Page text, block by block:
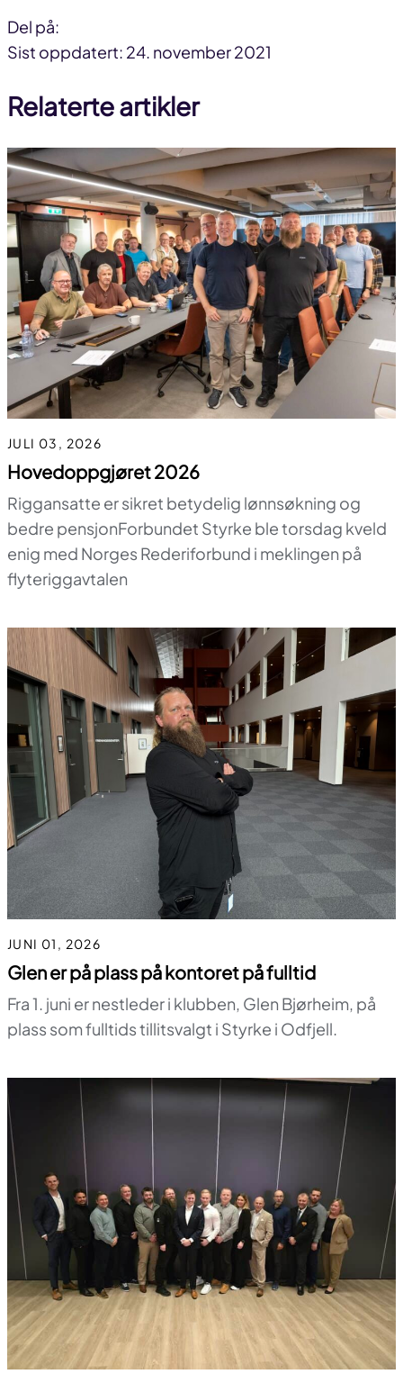
Del på:
Del
facebook
Del
linkedin
Del
Sist oppdatert: 24. november 2021
Relaterte artikler
JULI 03, 2026
Hovedoppgjøret 2026
Riggansatte er sikret betydelig lønnsøkning og
bedre pensjonForbundet Styrke ble torsdag kveld
enig med Norges Rederiforbund i meklingen på
flyteriggavtalen
JUNI 01, 2026
Glen er på plass på kontoret på fulltid
Fra 1. juni er nestleder i klubben, Glen Bjørheim, på
plass som fulltids tillitsvalgt i Styrke i Odfjell.